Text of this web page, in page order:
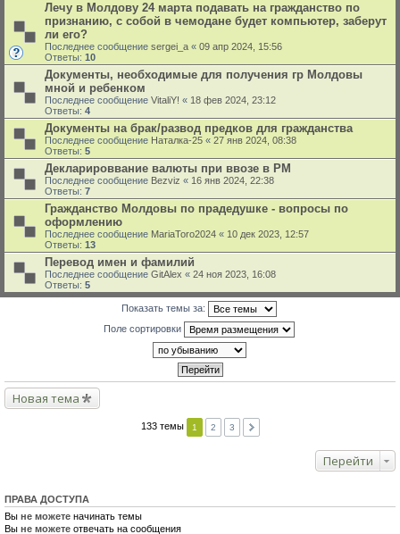
Лечу в Молдову 24 марта подавать на гражданство по
признанию, с собой в чемодане будет компьютер, заберут
ли его?
Последнее сообщение sergei_a « 09 апр 2024, 15:56
Ответы: 10
Документы, необходимые для получения гр Молдовы
мной и ребенком
Последнее сообщение VitaliY! « 18 фев 2024, 23:12
Ответы: 4
Документы на брак/развод предков для гражданства
Последнее сообщение Наталка-25 « 27 янв 2024, 08:38
Ответы: 5
Декларироввание валюты при ввозе в РМ
Последнее сообщение Bezviz « 16 янв 2024, 22:38
Ответы: 7
Гражданство Молдовы по прадедушке - вопросы по
оформлению
Последнее сообщение MariaToro2024 « 10 дек 2023, 12:57
Ответы: 13
Перевод имен и фамилий
Последнее сообщение GitAlex « 24 ноя 2023, 16:08
Ответы: 5
Показать темы за:
Поле сортировки
Новая тема
133 темы 1 2 3
Перейти
ПРАВА ДОСТУПА
Вы не можете начинать темы
Вы не можете отвечать на сообщения